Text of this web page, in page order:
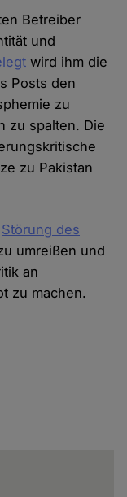
Betreiber
und
wird ihm die
Posts den
zu
zu spalten. Die
zu Pakistan
Störung des
umreißen und
an
zu machen.